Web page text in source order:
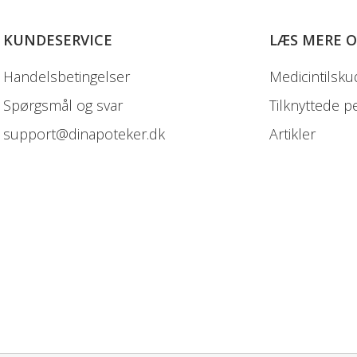
KUNDESERVICE
Handelsbetingelser
Spørgsmål og svar
support@dinapoteker.dk
LÆS MERE
Tilknyttede
Artikler